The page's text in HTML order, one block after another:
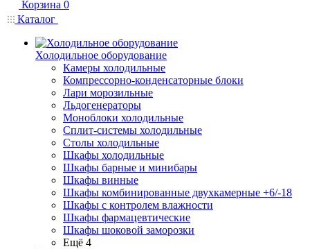
Корзина 0
Каталог
Холодильное оборудование
Камеры холодильные
Компрессорно-конденсаторные блоки
Лари морозильные
Льдогенераторы
Моноблоки холодильные
Сплит-системы холодильные
Столы холодильные
Шкафы холодильные
Шкафы барные и минибары
Шкафы винные
Шкафы комбинированные двухкамерные +6/-18
Шкафы с контролем влажности
Шкафы фармацевтические
Шкафы шоковой заморозки
Ещё 4